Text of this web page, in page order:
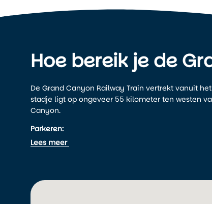
Hoe bereik je de
De Grand Canyon Railway Train vertrekt vanuit
stadje ligt op ongeveer 55 kilometer ten westen
Canyon.
Parkeren:
Bij het station in Williams is ruime
Lees meer